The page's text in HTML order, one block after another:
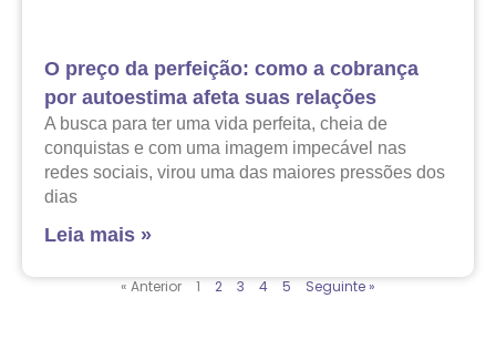
O preço da perfeição: como a cobrança
por autoestima afeta suas relações
A busca para ter uma vida perfeita, cheia de
conquistas e com uma imagem impecável nas
redes sociais, virou uma das maiores pressões dos
dias
Leia mais »
« Anterior 1 2 3 4 5 Seguinte »